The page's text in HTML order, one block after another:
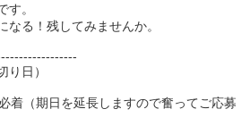
す。
なる！残してみませんか。
日）
（期日を延長しますので奮ってご応募